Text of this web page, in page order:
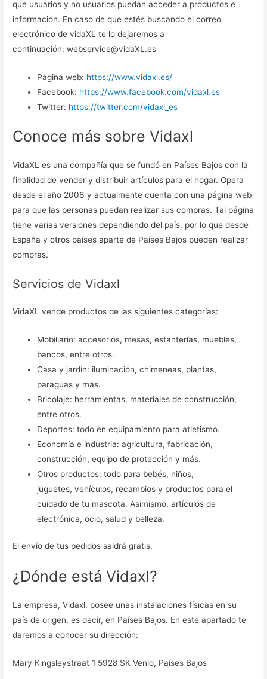
que usuarios y no usuarios puedan acceder a productos e
información. En caso de que estés buscando el correo
electrónico de vidaXL te lo dejaremos a
continuación: webservice@vidaXL.es
Página web: https://www.vidaxl.es/
Facebook: https://www.facebook.com/vidaxl.es
Twitter: https://twitter.com/vidaxl_es
Conoce más sobre Vidaxl
VidaXL es una compañía que se fundó en Países Bajos con la
finalidad de vender y distribuir artículos para el hogar. Opera
desde el año 2006 y actualmente cuenta con una página web
para que las personas puedan realizar sus compras. Tal página
tiene varias versiones dependiendo del país, por lo que desde
España y otros países aparte de Países Bajos pueden realizar
compras.
Servicios de Vidaxl
VidaXL vende productos de las siguientes categorías:
Mobiliario: accesorios, mesas, estanterías, muebles,
bancos, entre otros.
Casa y jardín: iluminación, chimeneas, plantas,
paraguas y más.
Bricolaje: herramientas, materiales de construcción,
entre otros.
Deportes: todo en equipamiento para atletismo.
Economía e industria: agricultura, fabricación,
construcción, equipo de protección y más.
Otros productos: todo para bebés, niños,
juguetes, vehículos, recambios y productos para el
cuidado de tu mascota. Asimismo, artículos de
electrónica, ocio, salud y belleza.
El envío de tus pedidos saldrá gratis.
¿Dónde está Vidaxl?
La empresa, Vidaxl, posee unas instalaciones físicas en su
país de origen, es decir, en Países Bajos. En este apartado te
daremos a conocer su dirección:
Mary Kingsleystraat 1 5928 SK Venlo, Países Bajos